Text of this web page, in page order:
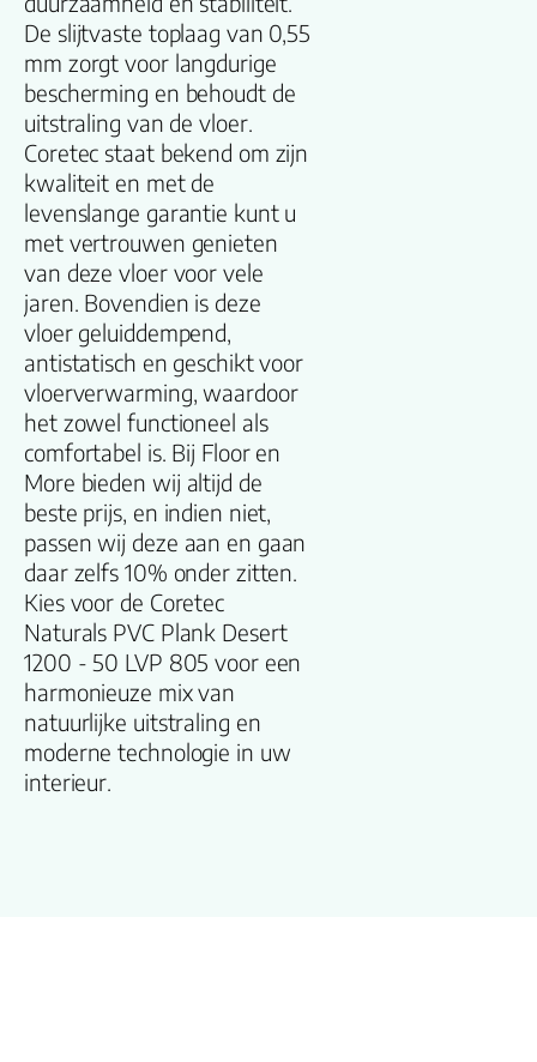
De slijtvaste toplaag van 0,55
mm zorgt voor langdurige
bescherming en behoudt de
uitstraling van de vloer.
Coretec staat bekend om zijn
kwaliteit en met de
levenslange garantie kunt u
met vertrouwen genieten
van deze vloer voor vele
jaren. Bovendien is deze
vloer geluiddempend,
antistatisch en geschikt voor
vloerverwarming, waardoor
het zowel functioneel als
comfortabel is. Bij Floor en
More bieden wij altijd de
beste prijs, en indien niet,
passen wij deze aan en gaan
daar zelfs 10% onder zitten.
Kies voor de Coretec
Naturals PVC Plank Desert
1200 - 50 LVP 805 voor een
harmonieuze mix van
natuurlijke uitstraling en
moderne technologie in uw
interieur.